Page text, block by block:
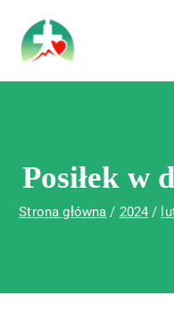
Św. Rafała
Posiłek w
Strona główna 2024